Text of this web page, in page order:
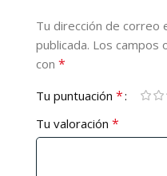
Tu dirección de correo
publicada. Los campos
con *
Tu puntuación *
Tu valoración *